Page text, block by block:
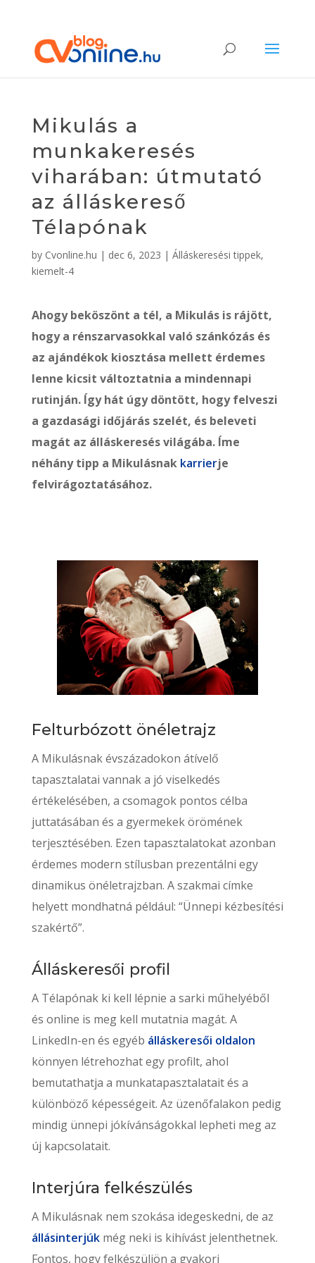
Mikulás a
munkakeresés
viharában: útmutató
az álláskereső
Télapónak
by Cvonline.hu | dec 6, 2023 | Álláskeresési tippek,
kiemelt-4
Ahogy beköszönt a tél, a Mikulás is rájött,
hogy a rénszarvasokkal való szánkózás és
az ajándékok kiosztása mellett érdemes
lenne kicsit változtatnia a mindennapi
rutinján. Így hát úgy döntött, hogy felveszi
a gazdasági időjárás szelét, és beleveti
magát az álláskeresés világába. Íme
néhány tipp a Mikulásnak karrierje
felvirágoztatásához.
Felturbózott önéletrajz
A Mikulásnak évszázadokon átívelő
tapasztalatai vannak a jó viselkedés
értékelésében, a csomagok pontos célba
juttatásában és a gyermekek örömének
terjesztésében. Ezen tapasztalatokat azonban
érdemes modern stílusban prezentálni egy
dinamikus önéletrajzban. A szakmai címke
helyett mondhatná például: “Ünnepi kézbesítési
szakértő”.
Álláskeresői profil
A Télapónak ki kell lépnie a sarki műhelyéből
és online is meg kell mutatnia magát. A
LinkedIn-en és egyéb álláskeresői oldalon
könnyen létrehozhat egy profilt, ahol
bemutathatja a munkatapasztalatait és a
különböző képességeit. Az üzenőfalakon pedig
mindig ünnepi jókívánságokkal lepheti meg az
új kapcsolatait.
Interjúra felkészülés
A Mikulásnak nem szokása idegeskedni, de az
állásinterjúkmég neki is kihívást jelenthetnek.
Fontos, hogy felkészüljön a gyakori